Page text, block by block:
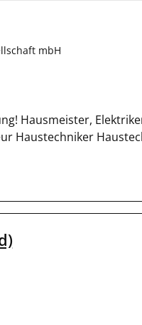
mbH
Hausmeister,
Haustechniker